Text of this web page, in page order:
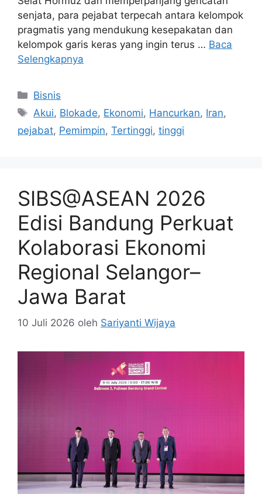
senjata, para pejabat terpecah antara kelompok
pragmatis yang mendukung kesepakatan dan
kelompok garis keras yang ingin terus … Baca
Selengkapnya
Kategori
Bisnis
Tag
Akui, Blokade, Ekonomi, Hancurkan, Iran,
pejabat, Pemimpin, Tertinggi, tinggi
SIBS@ASEAN 2026
Edisi Bandung Perkuat
Kolaborasi Ekonomi
Regional Selangor–
Jawa Barat
10 Juli 2026 oleh Sariyanti Wijaya